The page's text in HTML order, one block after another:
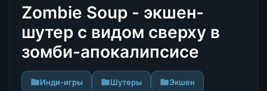
Zombie Soup - экшен-
шутер с видом сверху в
зомби-апокалипсисе
Инди-игры Шутеры Экшен